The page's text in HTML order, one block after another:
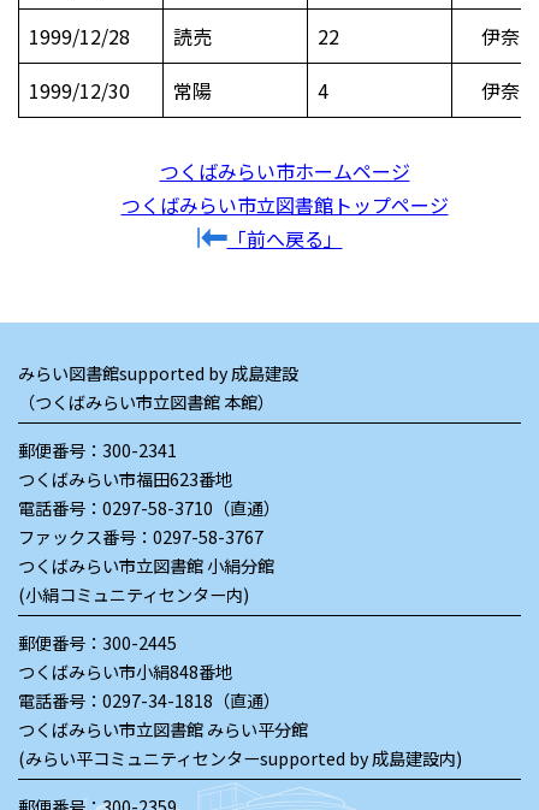
1999/12/28
読売 22
伊奈
1999/12/30
常陽 4 伊奈
つくばみらい市ホームページ
つくばみらい市立図書館トップページ
「前へ戻る」
みらい図書館supported by 成島建設
（つくばみらい市立図書館 本館）
郵便番号：300-2341
つくばみらい市福田623番地
電話番号： 0297-58-3710（直通）
ファックス番号：0297-58-3767
つくばみらい市立図書館 小絹分館
(小絹コミュニティセンター内)
郵便番号：300-2445
つくばみらい市小絹848番地
電話番号： 0297-34-1818（直通）
つくばみらい市立図書館 みらい平分館
(みらい平コミュニティセンターsupported by 成島建設内)